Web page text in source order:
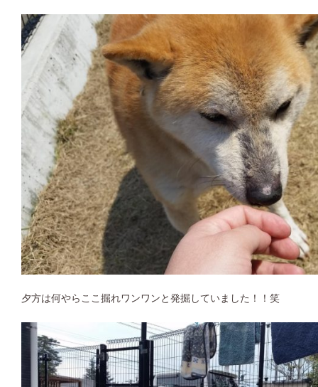
夕方は何やらここ掘れワンワンと発掘していました！！笑